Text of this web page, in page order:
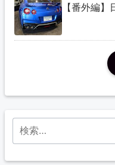
【番外編
検索: